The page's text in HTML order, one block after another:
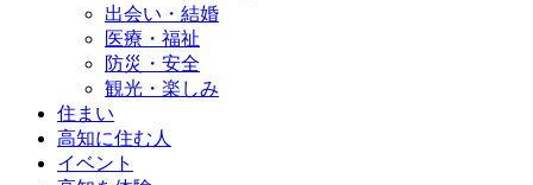
出会い・結婚
医療・福祉
防災・安全
観光・楽しみ
住まい
高知に住む人
イベント